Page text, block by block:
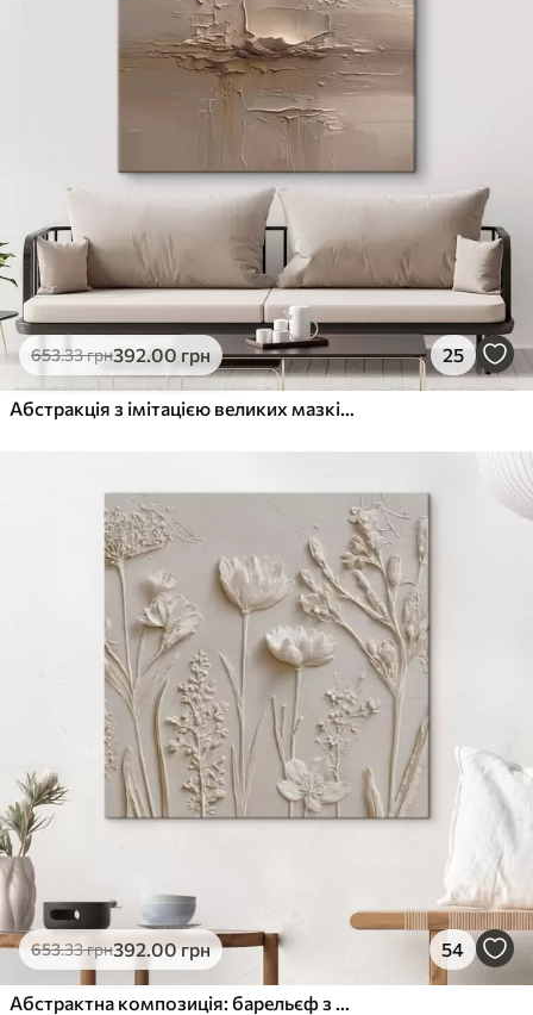
653.33грн392.00 грн 25
Абстракція з імітацією великих мазків пензля
653.33грн392.00грн 54
Абстрактна композиція: барельєф з квітами на світлому тлі